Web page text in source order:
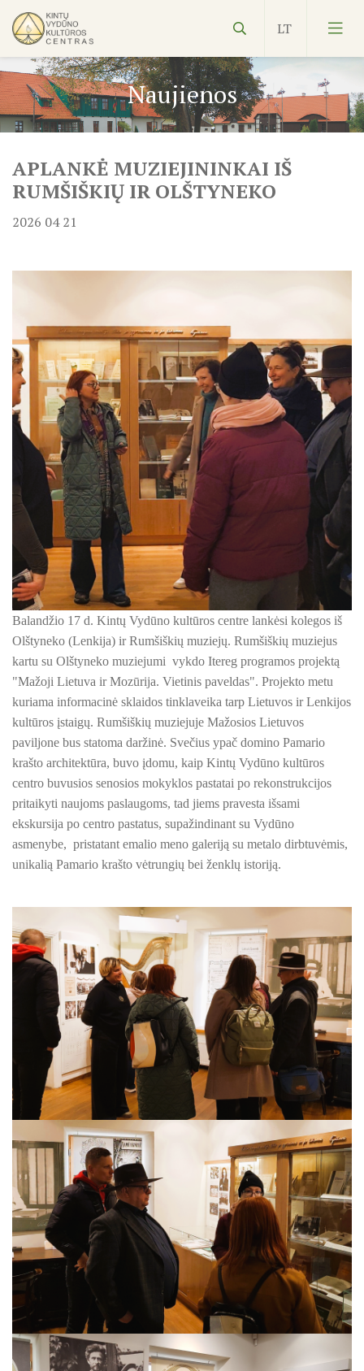
Vydūnas
NVŠ
KILNOJAMOJI Emalio darbų paroda KLAIPĖDOS
ŠILUTĖS ŽRVVG ,,ŽUVĖJŲ KRAŠTAS" PROJEKTAS 2025/
KULTŪROS MINISTERIJOS PROJEKTAS ''KODAS:
KPD PROJEKTAS ,,MAŽOSIOS LIETUVOS MOKYKLA-
KPD PROJEKTAS ,,MAŽOSIOS LIETUVOS MOKYKLA-
KPD PROJEKTAS ,,MAŽOSIOS LIETUVOS MOKYKLA-
KPD PROJEKTAS ,,MAŽOSIOS LIETUVOS MOKYKLA-
KPD PROJEKTAS ,,MAŽOSIOS LIETUVOS MOKYKLA-
KPD PROJEKTAS ,,MAŽOSIOS LIETUVOS MOKYKLA-
PROJEKTAS ,,KULTŪROS SKŪNĖ". Pavasario keramikos
PROJEKTAS ,,KULTŪROS SKŪNĖ". Keramikos dirbtuvėse-
PROJEKTAS ,,KULTŪROS SKŪNĖ". Apie projektą spaudoje
PROJEKTAS ,,KULTŪROS SKŪNĖ". Keramikos dirbtuvių
PROJEKTAS ,,KULTŪROS SKŪNĖ". Keramikos dirbtuvės
ES PROJEKTAS GENIUS LOCI. Išleistas bukletas ,,Vydūno
BAIGIAMAS ES PROJEKTAS GENIUS LOCI
ES PROJEKTAS GENIUS LOCI. Vydūno šviesos festivalis.
ES PROJEKTAS GENIUS LOCI. Vydūno šviesos festivalis.
ES PROJEKTAS GENIUS LOCI. Įrengtas Vydūno suolelis
ES PROJEKTAS GENIUS LOCI. Kieme ,,dygsta"
ES PROJEKTAS GENIUS LOCI. Rengiamas Vydūno suolelis
ES PROJEKTAS GENIUS LOCI. Vydūno šviesos festivalio
ES PROJEKTAS GENIUS LOCI. Įrengtas Vydūno šviesos
ES PROJEKTAS GENIUS LOCI. Įrengtas kiemo apšvietimas
ES projektas GENIUS LOCI. Audio gidas muziejuje
ES PROJEKTAS GENIUS LOCI. Įsigyti rūbų komplektai
ES projektas GENIUS LOCI. Atnaujinta interneto svetainė
ES PROJEKTAS GENIUS LOCI. Rengiamas kiemo
ES projektas GENIUS LOCI. Rengiamos kiemo edukacinės
Naujienos
APLANKĖ MUZIEJININKAI IŠ
RUMŠIŠKIŲ IR OLŠTYNEKO
2026 04 21
Balandžio 17 d. Kintų Vydūno kultūros centre lankėsi kolegos iš
Olštyneko (Lenkija) ir Rumšiškių muziejų. Rumšiškių muziejus
kartu su Olštyneko muziejumi vykdo Itereg programos projektą
"Mažoji Lietuva ir Mozūrija. Vietinis paveldas". Projekto metu
kuriama informacinė sklaidos tinklaveika tarp Lietuvos ir Lenkijos
kultūros įstaigų. Rumšiškių muziejuje Mažosios Lietuvos
paviljone bus statoma daržinė. Svečius ypač domino Pamario
krašto architektūra, buvo įdomu, kaip Kintų Vydūno kultūros
centro buvusios senosios mokyklos pastatai po rekonstrukcijos
pritaikyti naujoms paslaugoms, tad jiems pravesta išsami
ekskursija po centro pastatus, supažindinant su Vydūno
asmenybe, pristatant emalio meno galeriją su metalo dirbtuvėmis,
unikalią Pamario krašto vėtrungių bei ženklų istoriją.